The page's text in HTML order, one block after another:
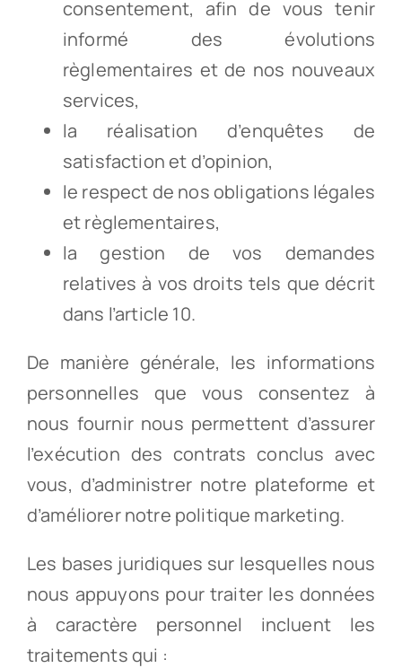
consentement, afin de vous tenir
informé des évolutions
règlementaires et de nos nouveaux
services,
la réalisation d’enquêtes de
satisfaction et d’opinion,
le respect de nos obligations légales
et règlementaires,
la gestion de vos demandes
relatives à vos droits tels que décrit
dans l’article 10.
De manière générale, les informations
personnelles que vous consentez à
nous fournir nous permettent d’assurer
l’exécution des contrats conclus avec
vous, d’administrer notre plateforme et
d’améliorer notre politique marketing.
Les bases juridiques sur lesquelles nous
nous appuyons pour traiter les données
à caractère personnel incluent les
traitements qui :